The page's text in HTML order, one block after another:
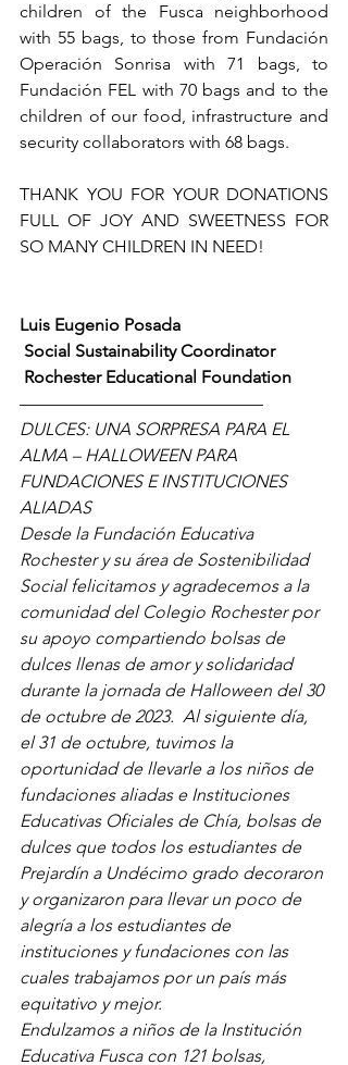
children of the Fusca neighborhood
with 55 bags, to those from Fundación
Operación Sonrisa with 71 bags, to
Fundación FEL with 70 bags and to the
children of our food, infrastructure and
security collaborators with 68 bags.
THANK YOU FOR YOUR DONATIONS
FULL OF JOY AND SWEETNESS FOR
SO MANY CHILDREN IN NEED!
Luis Eugenio Posada
Social Sustainability Coordinator
Rochester Educational Foundation
——————————————
DULCES: UNA SORPRESA PARA EL
ALMA – HALLOWEEN PARA
FUNDACIONES E INSTITUCIONES
ALIADAS
Desde la Fundación Educativa
Rochester y su área de Sostenibilidad
Social felicitamos y agradecemos a la
comunidad del Colegio Rochester por
su apoyo compartiendo bolsas de
dulces llenas de amor y solidaridad
durante la jornada de Halloween del 30
de octubre de 2023.  Al siguiente día,
el 31 de octubre, tuvimos la
oportunidad de llevarle a los niños de
fundaciones aliadas e Instituciones
Educativas Oficiales de Chía, bolsas de
dulces que todos los estudiantes de
Prejardín a Undécimo grado decoraron
y organizaron para llevar un poco de
alegría a los estudiantes de
instituciones y fundaciones con las
cuales trabajamos por un país más
equitativo y mejor.
Endulzamos a niños de la Institución
Educativa Fusca con 121 bolsas,